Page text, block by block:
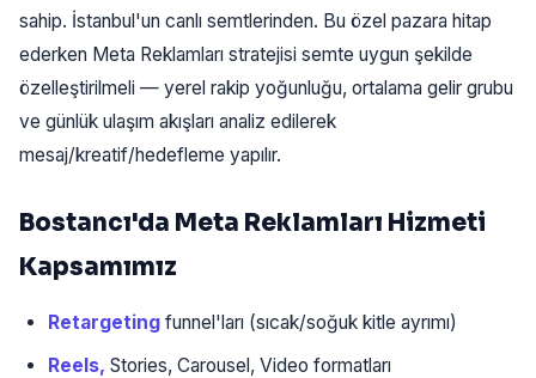
sahip. İstanbul'un canlı semtlerinden. Bu özel pazara hitap
ederken Meta Reklamları stratejisi semte uygun şekilde
özelleştirilmeli — yerel rakip yoğunluğu, ortalama gelir grubu
ve günlük ulaşım akışları analiz edilerek
mesaj/kreatif/hedefleme yapılır.
Bostancı'da Meta Reklamları Hizmeti
Kapsamımız
Retargeting funnel'ları (sıcak/soğuk kitle ayrımı)
Reels, Stories, Carousel, Video formatları